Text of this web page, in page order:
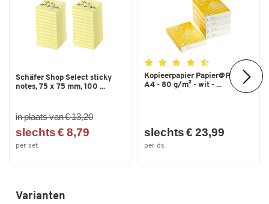
Schäfer Shop Select sticky
notes, 75 x 75 mm, 100 ...
in plaats van € 13,20
slechts € 8,79
per set
Kopieerpapier Papier@Print -
A4 - 80 g/m² - wit - ...
slechts € 23,99
per ds
Varianten
Dubbelklik om in te zoomen